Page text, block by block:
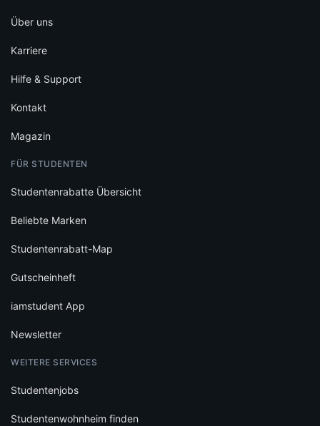
Über uns
Karriere
Hilfe & Support
Kontakt
Magazin
FÜR STUDENTEN
Studentenrabatte Übersicht
Beliebte Marken
Studentenrabatt-Map
Gutscheinheft
iamstudent App
Newsletter
WEITERE SERVICES
Studentenjobs
Studentenwohnheim finden